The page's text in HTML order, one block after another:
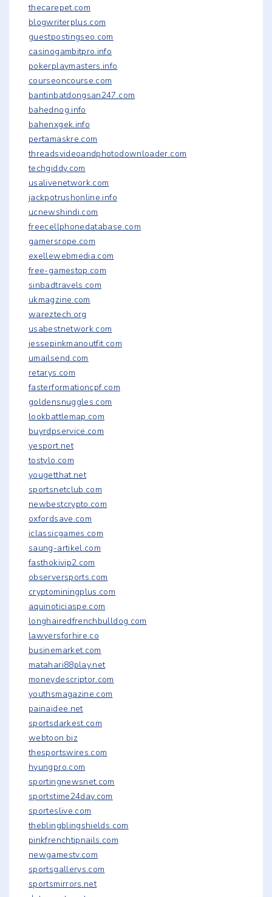
thecarepet.com
blogwriterplus.com
guestpostingseo.com
casinogambitpro.info
pokerplaymasters.info
courseoncourse.com
bantinbatdongsan247.com
bahednog.info
bahenxgek.info
pertamaskre.com
threadsvideoandphotodownloader.com
techgiddy.com
usalivenetwork.com
jackpotrushonline.info
ucnewshindi.com
freecellphonedatabase.com
gamersrope.com
exellewebmedia.com
free-gamestop.com
sinbadtravels.com
ukmagzine.com
wareztech.org
usabestnetwork.com
jessepinkmanoutfit.com
umailsend.com
retarys.com
fasterformationcpf.com
goldensnuggles.com
lookbattlemap.com
buyrdpservice.com
yesport.net
tostylo.com
yougetthat.net
sportsnetclub.com
newbestcrypto.com
oxfordsave.com
iclassicgames.com
saung-artikel.com
fasthokivip2.com
observersports.com
cryptominingplus.com
aquinoticiaspe.com
longhairedfrenchbulldog.com
lawyersforhire.co
businemarket.com
matahari88play.net
moneydescriptor.com
youthsmagazine.com
painaidee.net
sportsdarkest.com
webtoon.biz
thesportswires.com
hyungpro.com
sportingnewsnet.com
sportstime24day.com
sporteslive.com
theblingblingshields.com
pinkfrenchtipnails.com
newgamestv.com
sportsgallerys.com
sportsmirrors.net